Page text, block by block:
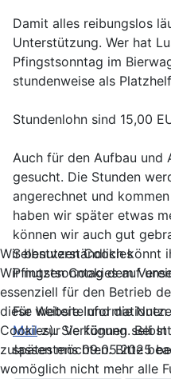
Damit alles reibungslos
Unterstützung. Wer hat
Pfingstsonntag im
stundenweise als
Stundenlohn sind 15,00
Auch für den Aufbau und
gesucht. Die Stunden
angerechnet und
haben wir später etwas
können wir auch gut
Selbstverständlich könnt
Pfingstsonntag dem
Für weitere
Mailzur Verfügung. Bei
spätestens 09.05.2025
Wir benutzen Cookies
Wir nutzen Cookies auf
essenziell für den Betrieb
diese Website und die
Cookies). Sie können
zulassen möchten. Bitte
womöglich nicht mehr alle